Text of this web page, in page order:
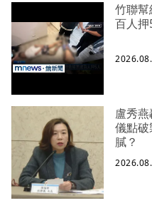
竹聯
百人押
盧秀
儀點
膩？